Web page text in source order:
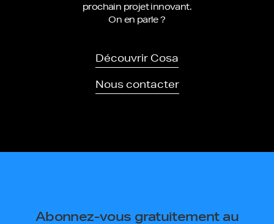
prochain projet innovant.
On en parle ?
Découvrir Cosa
Nous contacter
Abonnez-vous gratuitement au